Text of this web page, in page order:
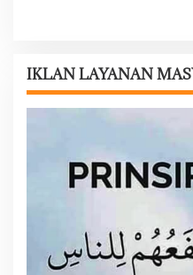
s
i
IKLAN LAYANAN